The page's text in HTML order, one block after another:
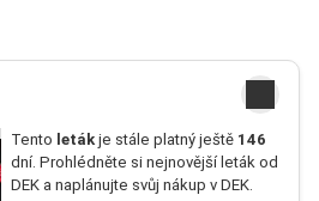
Tento letákje stále platný ještě 146
dní. Prohlédněte si nejnovější leták od
DEK a naplánujte svůj nákup v DEK.